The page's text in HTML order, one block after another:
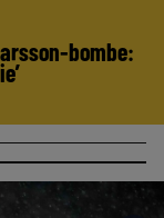
bombe: